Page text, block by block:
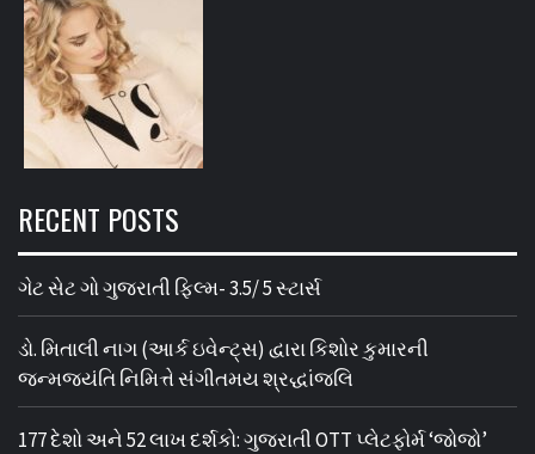
RECENT POSTS
ગેટ સેટ ગો ગુજરાતી ફિલ્મ- 3.5/ 5 સ્ટાર્સ
ડો. મિતાલી નાગ (આર્ક ઇવેન્ટ્સ) દ્વારા કિશોર કુમારની
જન્મજયંતિ નિમિત્તે સંગીતમય શ્રદ્ધાંજલિ
177 દેશો અને 52 લાખ દર્શકો: ગુજરાતી OTT પ્લેટફોર્મ ‘જોજો’